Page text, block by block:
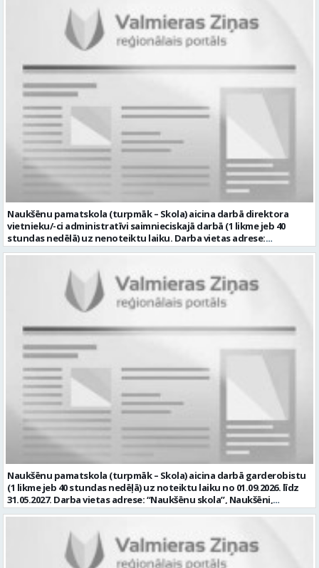
uzvedības un higiēnas iemaņas; rūpēties par bērnu dienas režīma
ievērošanu; nodrošināt telpu, inventāra tīrību un kārtību; un ja Tev
ir: vismaz vispārējā vidējā izglītība (vēlams praktiskā pieredze darbā
ar bērniem); valsts valodas prasmes atbilstoši Valsts valodas likuma
prasībām; kompetences: prasme plānot, organizēt un kvalitatīvi
veikt savu darbu, disciplinētība; pozitīva, radoša un atbildīga
attieksme pret darbu; psiholoģiskā noturība un augsta saskarsmes
kultūra; pozitīva un atbildīga attieksme pret darbu; mēs
piedāvājam: pamatalgu pārbaudes laikā 780,00 EUR pirms nodokļu
nomaksas, pēc pārbaudes laika 850 EUR pirms nodokļu nomaksas;
iespēju saņemt atvaļinājuma pabalstu par labu darba sniegumu;
darba devēja līdzfinansētu veselības apdrošināšanu pēc pārbaudes
laika beigām, kā arī citas sociālās garantijas atbilstoši darba
rezultātiem un normatīvajos aktos noteiktajam; drošu, estētisku
un sakārtotu darba vidi. Pieteikuma vēstuli, profesionālās darbības
aprakstu (CV), lūdzam iesniegt elektroniski, nosūtot uz e-pastu:
rubenes.pamatskola@valmiera.edu.lv ar norādi “Skolotāja palīga
vakance” līdz 2026. gada 16.augustam plkst. 12.00. Tālrunis papildu
informācijai: 29487602 Profesija: SKOLOTĀJA PALĪGS Darba vietas
adrese: LATVIJA, Rūķu iela 3, Rubene, Kocēnu pag., Valmieras nov.
Darbības joma: Izglītība / Zinātne Pieteikto vietu skaits: 1 Aktuāla
līdz: 2026-08-16 Kontaktpersona:
rubenes.pamatskola@valmiera.edu.lv 29487602 Izglītības līmenis:
Vispārējā vidējā izglītība
Naukšēnu pamatskola (turpmāk – Skola) aicina darbā direktora
vietnieku/-ci administratīvi saimnieciskajā darbā (1 likme jeb 40
stundas nedēļā) uz nenoteiktu laiku. Darba vietas adrese:
“Naukšēnu skola”, Naukšēni, Naukšēnu pagasts, Valmieras novads.
kontrolēt tehnisko darbinieku darbu, nodrošinot saimniecisko
darbu izpildi; • piedalīties Skolas budžeta plānošanā, izpildes
kontrolē un iepirkuma procedūras izstrādē un organizēšanā,
nodrošināt Skolas racionālu resursu izmantošanu; • iegādāties
nepieciešamo inventāru, instrumentus un citas materiālās vērtības,
nepieciešamības gadījumos sastādīt tehnisko specifikāciju un veikt
tirgus izpēti; • sekot darba aizsardzības un ugunsdrošības
noteikumu ievērošanai Skolā; • nodrošināt Skolas inženiertīklu
(elektrotīkla, signalizācijas, ūdensvada un kanalizācijas, apkures
sistēmas) savlaicīgu tehnisko apkopi un profilaktisko apkalpošanu,
uzturēšanu kārtībā un piedalīties šajā darbā; • piedalīties Skolas
attīstības plānošanā; • iesaistīties Skolas attīstības mērķu un
uzdevumu īstenošanā, kā arī Skolas īstenotajos projektos; • veikt
Skolas materiālo vērtību uzskaiti, kontroli, piedalīties
inventarizācijas komisijas darbā; un Tev ir: • vēlama augstākā
izglītība; • vēlama izglītības iestādes saimniecisko darbu
pārzināšana un izmaksu sastādīšanas prasme remontdarbiem; •
valsts valodas prasmes atbilstoši Valsts valodas likuma prasībām; • B
kategorijas vadītāja apliecība; • kompetences: prasme plānot un
organizēt un kvalitatīvi veikt savu darbu; atbildības sajūta,
disciplinētība, precizitāte; komunikācijas un sadarbības prasmes;
psiholoģiskā noturība; prasme strādāt individuāli un komandā; •
labas prasmes darbam ar datoru un citu biroja tehniku; mēs
piedāvājam: • pamatalgu pārbaudes laikā 1052 EUR pirms nodokļu
nomaksas, pēc pārbaudes laika 1105 EUR pirms nodokļu nomaksas; •
Naukšēnu pamatskola (turpmāk – Skola) aicina darbā garderobistu
(1 likme jeb 40 stundas nedēļā) uz noteiktu laiku no 01.09.2026. līdz
31.05.2027. Darba vietas adrese: “Naukšēnu skola”, Naukšēni,
Naukšēnu pagasts, Valmieras novads. Ja Tev ir vēlme: • izglītojamo
mobilo tālruņu pieņemšana drošā uzglabāšanā pirms mācību
stundām un to izsniegšana pēc stundu beigām) pieņemšana,
uzglabāšana un izsniegšana; • kārtības un tīrības uzturēšana